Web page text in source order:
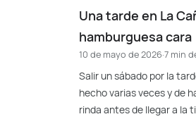
Una tarde en La
hamburguesa cara
10 de mayo de 2026·7 min
Salir un sábado por la
hecho varias veces y de
rinda antes de llegar a la